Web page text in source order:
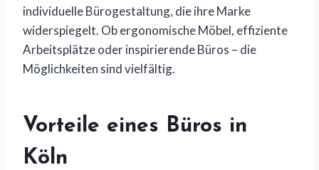
individuelle Bürogestaltung, die ihre Marke
widerspiegelt. Ob ergonomische Möbel, effiziente
Arbeitsplätze oder inspirierende Büros – die
Möglichkeiten sind vielfältig.
Vorteile eines Büros in
Köln